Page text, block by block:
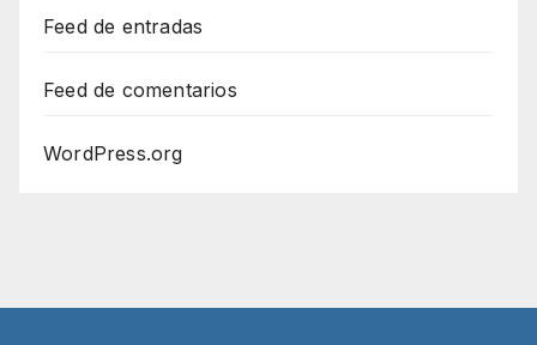
Feed de entradas
Feed de comentarios
WordPress.org